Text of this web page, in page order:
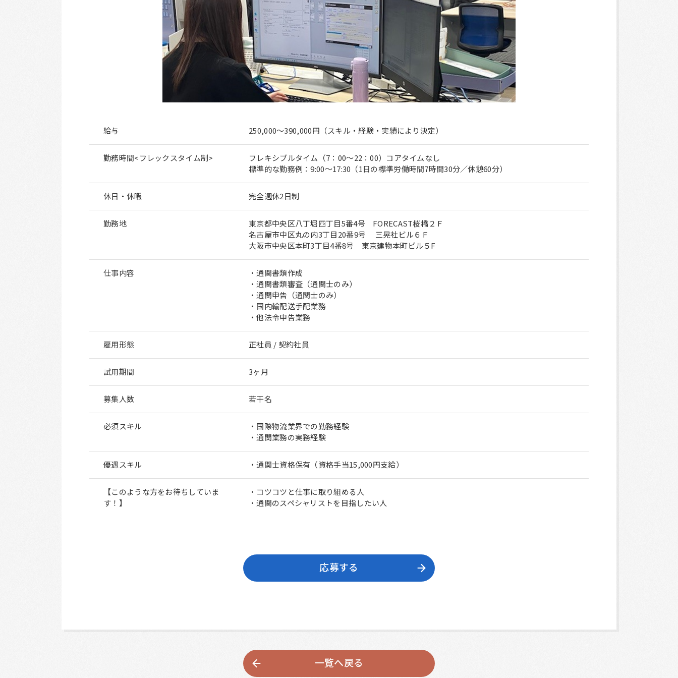
給与 250,000～390,000円（スキル・経験・実績により決定）
勤務時間<フレックスタイム制>
フレキシブルタイム（7：00～22：00）コアタイムなし
標準的な勤務例：9:00～17:30（1日の標準労働時間7時間30分／休憩60分）
休日・休暇 完全週休2日制
勤務地
東京都中央区八丁堀四丁目5番4号 FORECAST桜橋２Ｆ
名古屋市中区丸の内3丁目20番9号 三晃社ビル６Ｆ
大阪市中央区本町3丁目4番8号 東京建物本町ビル５F
仕事内容
・通関書類作成
・通関書類審査（通関士のみ）
・通関申告（通関士のみ）
・国内輸配送手配業務
・他法令申告業務
雇用形態 正社員 / 契約社員
試用期間 3ヶ月
募集人数 若干名
必須スキル
・国際物流業界での勤務経験
・通関業務の実務経験
優遇スキル ・通関士資格保有（資格手当15,000円支給）
【このような方をお待ちしていま
す！】
・コツコツと仕事に取り組める人
・通関のスペシャリストを目指したい人
応募する
一覧へ戻る